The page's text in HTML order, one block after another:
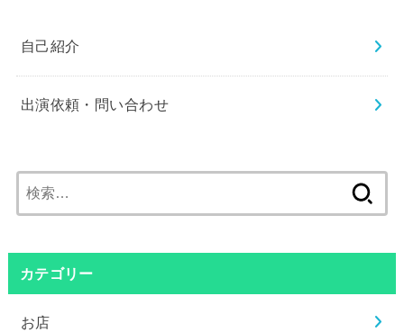
自己紹介
出演依頼・問い合わせ
索:
カテゴリー
お店